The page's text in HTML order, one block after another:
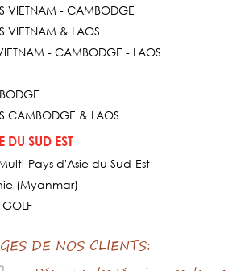
VIETNAM - CAMBODGE
VIETNAM & LAOS
- CAMBODGE - LAOS
CAMBODGE & LAOS
SUD EST
Pays d'Asie du Sud-Est
(Myanmar)
DE NOS CLIENTS: